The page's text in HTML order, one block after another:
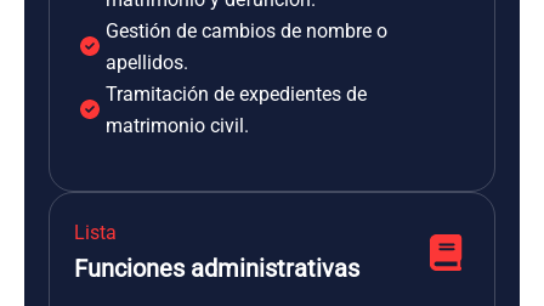
Gestión de cambios de nombre o
apellidos.
Tramitación de expedientes de
matrimonio civil.
Lista
Funciones administrativas